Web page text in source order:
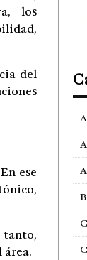
los
del
ese
tanto,
área.